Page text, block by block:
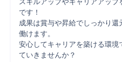
です！
成果は賞与や昇給でしっかり
働けます。
安心してキャリアを築ける環境
ていきませんか？